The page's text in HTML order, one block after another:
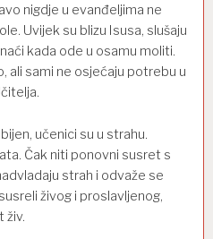
nigdje u evanđeljima ne
Uvijek su blizu Isusa, slušaju
kada ode u osamu moliti.
ali sami ne osjećaju potrebu u
učenici su u strahu.
Čak niti ponovni susret s
strah i odvaže se
živog i proslavljenog,
živ.